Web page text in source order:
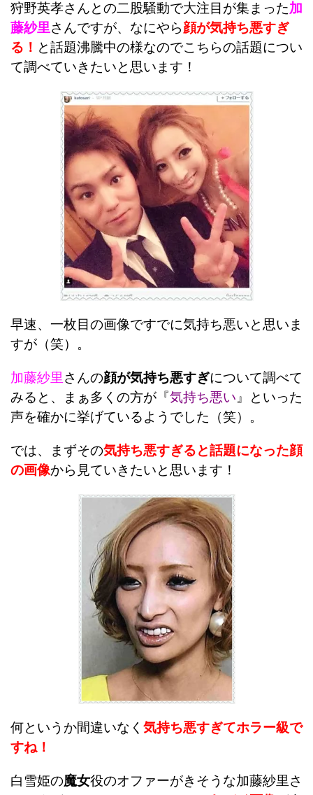
狩野英孝さんとの二股騒動で大注目が集まった加
藤紗里さんですが、なにやら顔が気持ち悪すぎ
る！ と話題沸騰中の様なのでこちらの話題につい
て調べていきたいと思います！
早速、一枚目の画像ですでに気持ち悪いと思いま
すが（笑）。
加藤紗里さんの顔が気持ち悪すぎについて調べて
みると、まぁ多くの方が『気持ち悪い』といった
声を確かに挙げているようでした（笑）。
では、まずその気持ち悪すぎると話題になった顔
の画像から見ていきたいと思います！
何というか間違いなく 気持ち悪すぎてホラー級で
すね！
白雪姫の魔女役のオファーがきそうな加藤紗里さ